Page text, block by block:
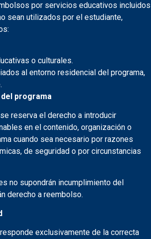
por servicios educativos incluidos
sean utilizados por el estudiante,
o culturales.
al entorno residencial del programa,
programa
reserva el derecho a introducir
en el contenido, organización o
cuando sea necesario por razones
de seguridad o por circunstancias
no supondrán incumplimiento del
derecho a reembolso.
exclusivamente de la correcta